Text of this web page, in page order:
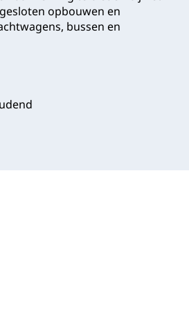
opbouwen en
bussen en